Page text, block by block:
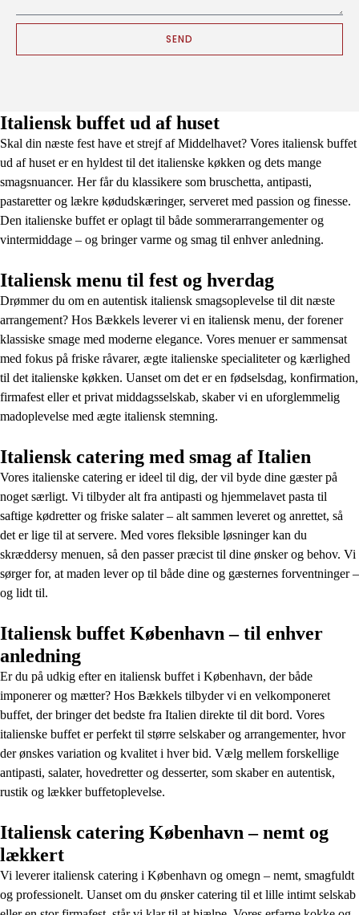
SEND
Italiensk buffet ud af huset
Skal din næste fest have et strejf af Middelhavet? Vores italiensk buffet
ud af huset er en hyldest til det italienske køkken og dets mange
smagsnuancer. Her får du klassikere som bruschetta, antipasti,
pastaretter og lækre kødudskæringer, serveret med passion og finesse.
Den italienske buffet er oplagt til både sommerarrangementer og
vintermiddage – og bringer varme og smag til enhver anledning.
Italiensk menu til fest og hverdag
Drømmer du om en autentisk italiensk smagsoplevelse til dit næste
arrangement? Hos Bækkels leverer vi en italiensk menu, der forener
klassiske smage med moderne elegance. Vores menuer er sammensat
med fokus på friske råvarer, ægte italienske specialiteter og kærlighed
til det italienske køkken. Uanset om det er en fødselsdag, konfirmation,
firmafest eller et privat middagsselskab, skaber vi en uforglemmelig
madoplevelse med ægte italiensk stemning.
Italiensk catering med smag af Italien
Vores italienske catering er ideel til dig, der vil byde dine gæster på
noget særligt. Vi tilbyder alt fra antipasti og hjemmelavet pasta til
saftige kødretter og friske salater – alt sammen leveret og anrettet, så
det er lige til at servere. Med vores fleksible løsninger kan du
skræddersy menuen, så den passer præcist til dine ønsker og behov. Vi
sørger for, at maden lever op til både dine og gæsternes forventninger –
og lidt til.
Italiensk buffet København – til enhver
anledning
Er du på udkig efter en italiensk buffet i København, der både
imponerer og mætter? Hos Bækkels tilbyder vi en velkomponeret
buffet, der bringer det bedste fra Italien direkte til dit bord. Vores
italienske buffet er perfekt til større selskaber og arrangementer, hvor
der ønskes variation og kvalitet i hver bid. Vælg mellem forskellige
antipasti, salater, hovedretter og desserter, som skaber en autentisk,
rustik og lækker buffetoplevelse.
Italiensk catering København – nemt og
lækkert
Vi leverer italiensk catering i København og omegn – nemt, smagfuldt
og professionelt. Uanset om du ønsker catering til et lille intimt selskab